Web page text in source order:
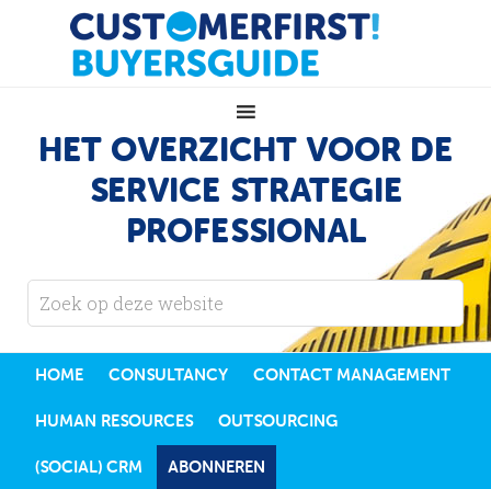
HET OVERZICHT VOOR DE
SERVICE STRATEGIE
PROFESSIONAL
HOME CONSULTANCY CONTACT MANAGEMENT
HUMAN RESOURCES OUTSOURCING
(SOCIAL) CRM ABONNEREN